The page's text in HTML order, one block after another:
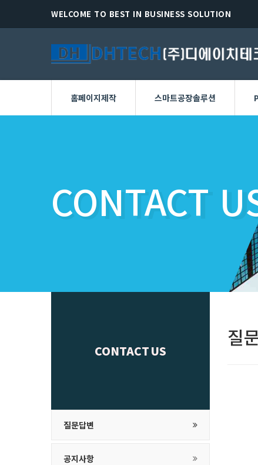
WELCOME TO BEST IN BUSINESS SOLUTION
홈페이지제작 스마트공장솔루션
CONTACT
CONTACT US
질문답변
공지사항
질